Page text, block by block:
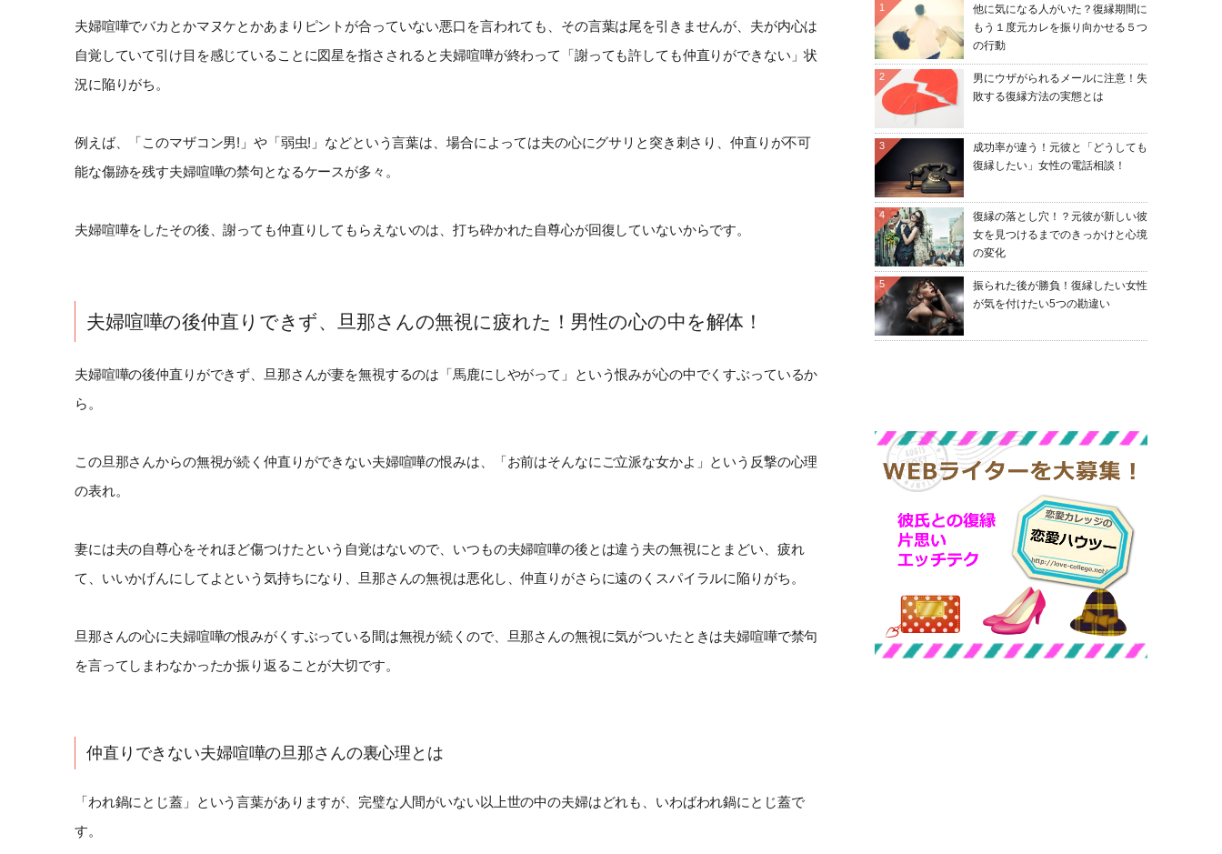
夫婦喧嘩でバカとかマヌケとかあまりピントが合っていない悪口を言われても、その言葉は尾を引きませんが、夫が内心は
自覚していて引け目を感じていることに図星を指さされると夫婦喧嘩が終わって「謝っても許しても仲直りができない」状
況に陥りがち。
例えば、「このマザコン男!」や「弱虫!」などという言葉は、場合によっては夫の心にグサリと突き刺さり、仲直りが不可
能な傷跡を残す夫婦喧嘩の禁句となるケースが多々。
夫婦喧嘩をしたその後、謝っても仲直りしてもらえないのは、打ち砕かれた自尊心が回復していないからです。
夫婦喧嘩の後仲直りできず、旦那さんの無視に疲れた！男性の心の中を解体！
夫婦喧嘩の後仲直りができず、旦那さんが妻を無視するのは「馬鹿にしやがって」という恨みが心の中でくすぶっているか
ら。
この旦那さんからの無視が続く仲直りができない夫婦喧嘩の恨みは、「お前はそんなにご立派な女かよ」という反撃の心理
の表れ。
妻には夫の自尊心をそれほど傷つけたという自覚はないので、いつもの夫婦喧嘩の後とは違う夫の無視にとまどい、疲れ
て、いいかげんにしてよという気持ちになり、旦那さんの無視は悪化し、仲直りがさらに遠のくスパイラルに陥りがち。
旦那さんの心に夫婦喧嘩の恨みがくすぶっている間は無視が続くので、旦那さんの無視に気がついたときは夫婦喧嘩で禁句
を言ってしまわなかったか振り返ることが大切です。
仲直りできない夫婦喧嘩の旦那さんの裏心理とは
「われ鍋にとじ蓋」という言葉がありますが、完璧な人間がいない以上世の中の夫婦はどれも、いわばわれ鍋にとじ蓋で
す。
他に気になる人がいた？復縁期間に
もう１度元カレを振り向かせる５つ
の行動
1
男にウザがられるメールに注意！失
敗する復縁方法の実態とは
2
成功率が違う！元彼と「どうしても
復縁したい」女性の電話相談！
3
復縁の落とし穴！？元彼が新しい彼
女を見つけるまでのきっかけと心境
の変化
4
振られた後が勝負！復縁したい女性
が気を付けたい5つの勘違い
5